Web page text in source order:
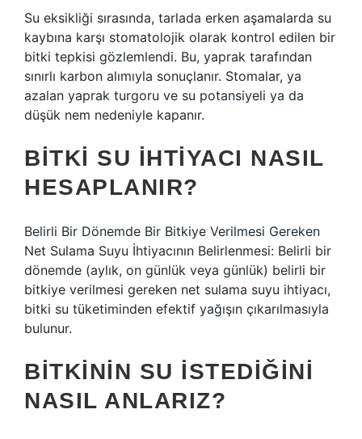
Su eksikliği sırasında, tarlada erken aşamalarda su
kaybına karşı stomatolojik olarak kontrol edilen bir
bitki tepkisi gözlemlendi. Bu, yaprak tarafından
sınırlı karbon alımıyla sonuçlanır. Stomalar, ya
azalan yaprak turgoru ve su potansiyeli ya da
düşük nem nedeniyle kapanır.
BITKI SU IHTIYACI NASIL
HESAPLANIR?
Belirli Bir Dönemde Bir Bitkiye Verilmesi Gereken
Net Sulama Suyu İhtiyacının Belirlenmesi: Belirli bir
dönemde (aylık, on günlük veya günlük) belirli bir
bitkiye verilmesi gereken net sulama suyu ihtiyacı,
bitki su tüketiminden efektif yağışın çıkarılmasıyla
bulunur.
BITKININ SU ISTEDIĞINI
NASIL ANLARIZ?